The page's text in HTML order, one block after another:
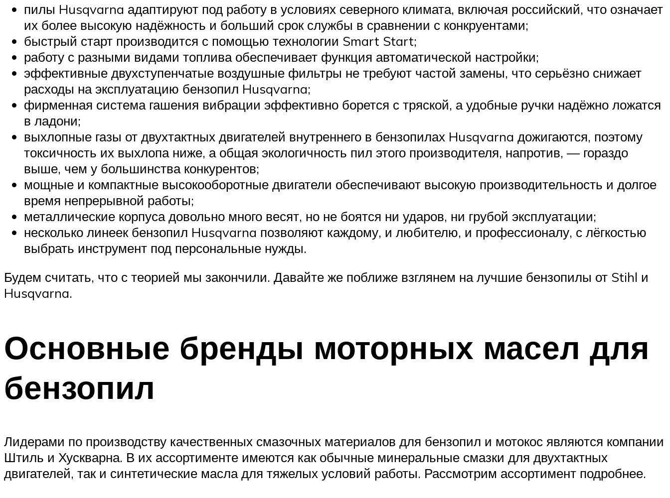
пилы Husqvarna адаптируют под работу в условиях северного климата, включая российский, что означает
их более высокую надёжность и больший срок службы в сравнении с конкруентами;
быстрый старт производится с помощью технологии Smart Start;
работу с разными видами топлива обеспечивает функция автоматической настройки;
эффективные двухступенчатые воздушные фильтры не требуют частой замены, что серьёзно снижает
расходы на эксплуатацию бензопил Husqvarna;
фирменная система гашения вибрации эффективно борется с тряской, а удобные ручки надёжно ложатся
в ладони;
выхлопные газы от двухтактных двигателей внутреннего в бензопилах Husqvarna дожигаются, поэтому
токсичность их выхлопа ниже, а общая экологичность пил этого производителя, напротив, — гораздо
выше, чем у большинства конкурентов;
мощные и компактные высокооборотные двигатели обеспечивают высокую производительность и долгое
время непрерывной работы;
металлические корпуса довольно много весят, но не боятся ни ударов, ни грубой эксплуатации;
несколько линеек бензопил Husqvarna позволяют каждому, и любителю, и профессионалу, с лёгкостью
выбрать инструмент под персональные нужды.
Будем считать, что с теорией мы закончили. Давайте же поближе взглянем на лучшие бензопилы от Stihl и
Husqvarna.
Основные бренды моторных масел для
бензопил
Лидерами по производству качественных смазочных материалов для бензопил и мотокос являются компании
Штиль и Хускварна. В их ассортименте имеются как обычные минеральные смазки для двухтактных
двигателей, так и синтетические масла для тяжелых условий работы. Рассмотрим ассортимент подробнее.